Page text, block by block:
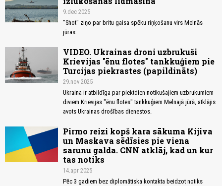
9.dec 2025
"Shot" ziņo par britu gaisa spēku riņķošanu virs Melnās
jūras.
VIDEO. Ukrainas droni uzbrukuši
Krievijas "ēnu flotes" tankkuģiem pie
Turcijas piekrastes (papildināts)
29.nov 2025
Ukraina ir atbildīga par piektdien notikušajiem uzbrukumiem
diviem Krievijas "ēnu flotes" tankkuģiem Melnajā jūrā, atklājis
avots Ukrainas drošības dienestos.
Pirmo reizi kopš kara sākuma Kijiva
un Maskava sēdīsies pie viena
sarunu galda. CNN atklāj, kad un kur
tas notiks
14.apr 2025
Pēc 3 gadiem bez diplomātiska kontakta beidzot notiks